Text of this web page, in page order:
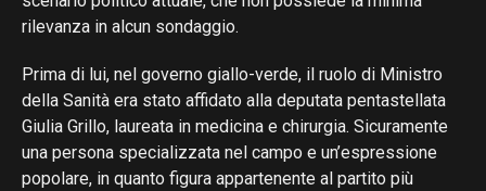
rilevanza in alcun sondaggio.
Prima di lui, nel governo giallo-verde, il ruolo di Ministro
della Sanità era stato affidato alla deputata pentastellata
Giulia Grillo, laureata in medicina e chirurgia. Sicuramente
una persona specializzata nel campo e un’espressione
popolare, in quanto figura appartenente al partito più